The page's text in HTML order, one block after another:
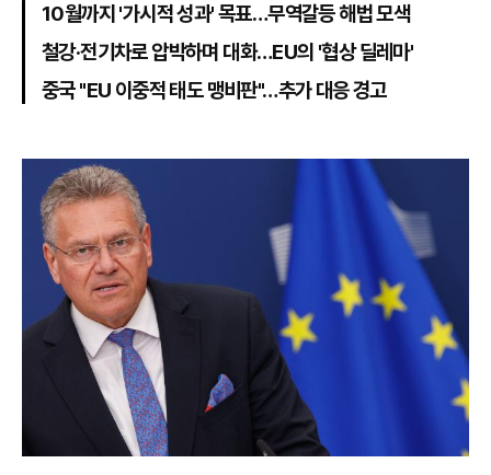
10월까지 '가시적 성과' 목표…무역갈등 해법 모색
철강·전기차로 압박하며 대화…EU의 '협상 딜레마'
중국 "EU 이중적 태도 맹비판"…추가 대응 경고